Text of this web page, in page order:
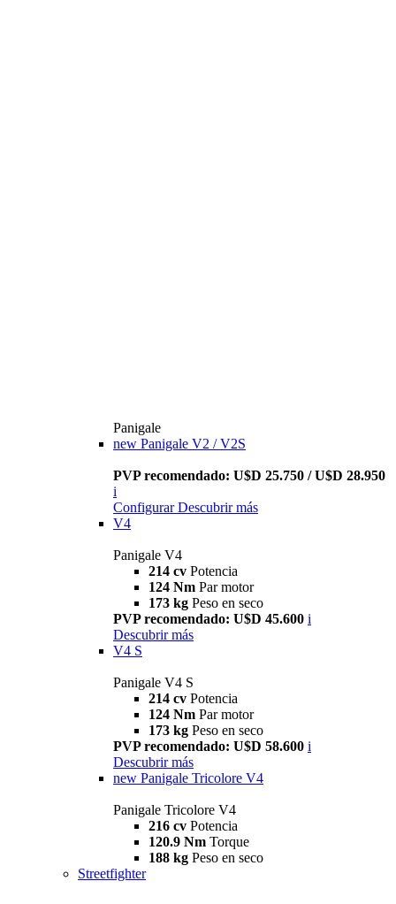
Panigale
new Panigale V2 / V2S
PVP recomendado: U$D 25.750 / U$D 28.950
i
Configurar Descubrir más
V4
Panigale V4
214 cv Potencia
124 Nm Par motor
173 kg Peso en seco
PVP recomendado: U$D 45.600 i
Descubrir más
V4 S
Panigale V4 S
214 cv Potencia
124 Nm Par motor
173 kg Peso en seco
PVP recomendado: U$D 58.600 i
Descubrir más
new Panigale Tricolore V4
Panigale Tricolore V4
216 cv Potencia
120.9 Nm Torque
188 kg Peso en seco
Streetfighter